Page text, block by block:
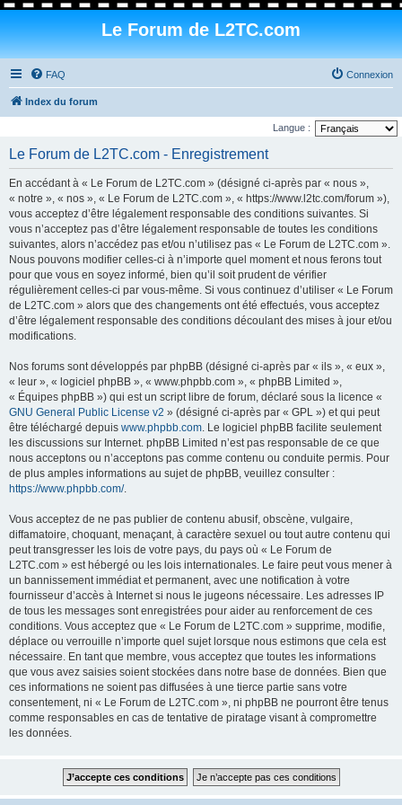
Le Forum de L2TC.com
FAQ Connexion
Index du forum
Langue :
Le Forum de L2TC.com - Enregistrement
En accédant à « Le Forum de L2TC.com » (désigné ci-après par « nous »,
« notre », « nos », « Le Forum de L2TC.com », « https://www.l2tc.com/forum »),
vous acceptez d’être légalement responsable des conditions suivantes. Si
vous n’acceptez pas d’être légalement responsable de toutes les conditions
suivantes, alors n’accédez pas et/ou n’utilisez pas « Le Forum de L2TC.com ».
Nous pouvons modifier celles-ci à n’importe quel moment et nous ferons tout
pour que vous en soyez informé, bien qu’il soit prudent de vérifier
régulièrement celles-ci par vous-même. Si vous continuez d’utiliser « Le Forum
de L2TC.com » alors que des changements ont été effectués, vous acceptez
d’être légalement responsable des conditions découlant des mises à jour et/ou
modifications.
Nos forums sont développés par phpBB (désigné ci-après par « ils », « eux »,
« leur », « logiciel phpBB », « www.phpbb.com », « phpBB Limited »,
« Équipes phpBB ») qui est un script libre de forum, déclaré sous la licence «
GNU General Public License v2 » (désigné ci-après par « GPL ») et qui peut
être téléchargé depuis www.phpbb.com. Le logiciel phpBB facilite seulement
les discussions sur Internet. phpBB Limited n’est pas responsable de ce que
nous acceptons ou n’acceptons pas comme contenu ou conduite permis. Pour
de plus amples informations au sujet de phpBB, veuillez consulter :
https://www.phpbb.com/.
Vous acceptez de ne pas publier de contenu abusif, obscène, vulgaire,
diffamatoire, choquant, menaçant, à caractère sexuel ou tout autre contenu qui
peut transgresser les lois de votre pays, du pays où « Le Forum de
L2TC.com » est hébergé ou les lois internationales. Le faire peut vous mener à
un bannissement immédiat et permanent, avec une notification à votre
fournisseur d’accès à Internet si nous le jugeons nécessaire. Les adresses IP
de tous les messages sont enregistrées pour aider au renforcement de ces
conditions. Vous acceptez que « Le Forum de L2TC.com » supprime, modifie,
déplace ou verrouille n’importe quel sujet lorsque nous estimons que cela est
nécessaire. En tant que membre, vous acceptez que toutes les informations
que vous avez saisies soient stockées dans notre base de données. Bien que
ces informations ne soient pas diffusées à une tierce partie sans votre
consentement, ni « Le Forum de L2TC.com », ni phpBB ne pourront être tenus
comme responsables en cas de tentative de piratage visant à compromettre
les données.